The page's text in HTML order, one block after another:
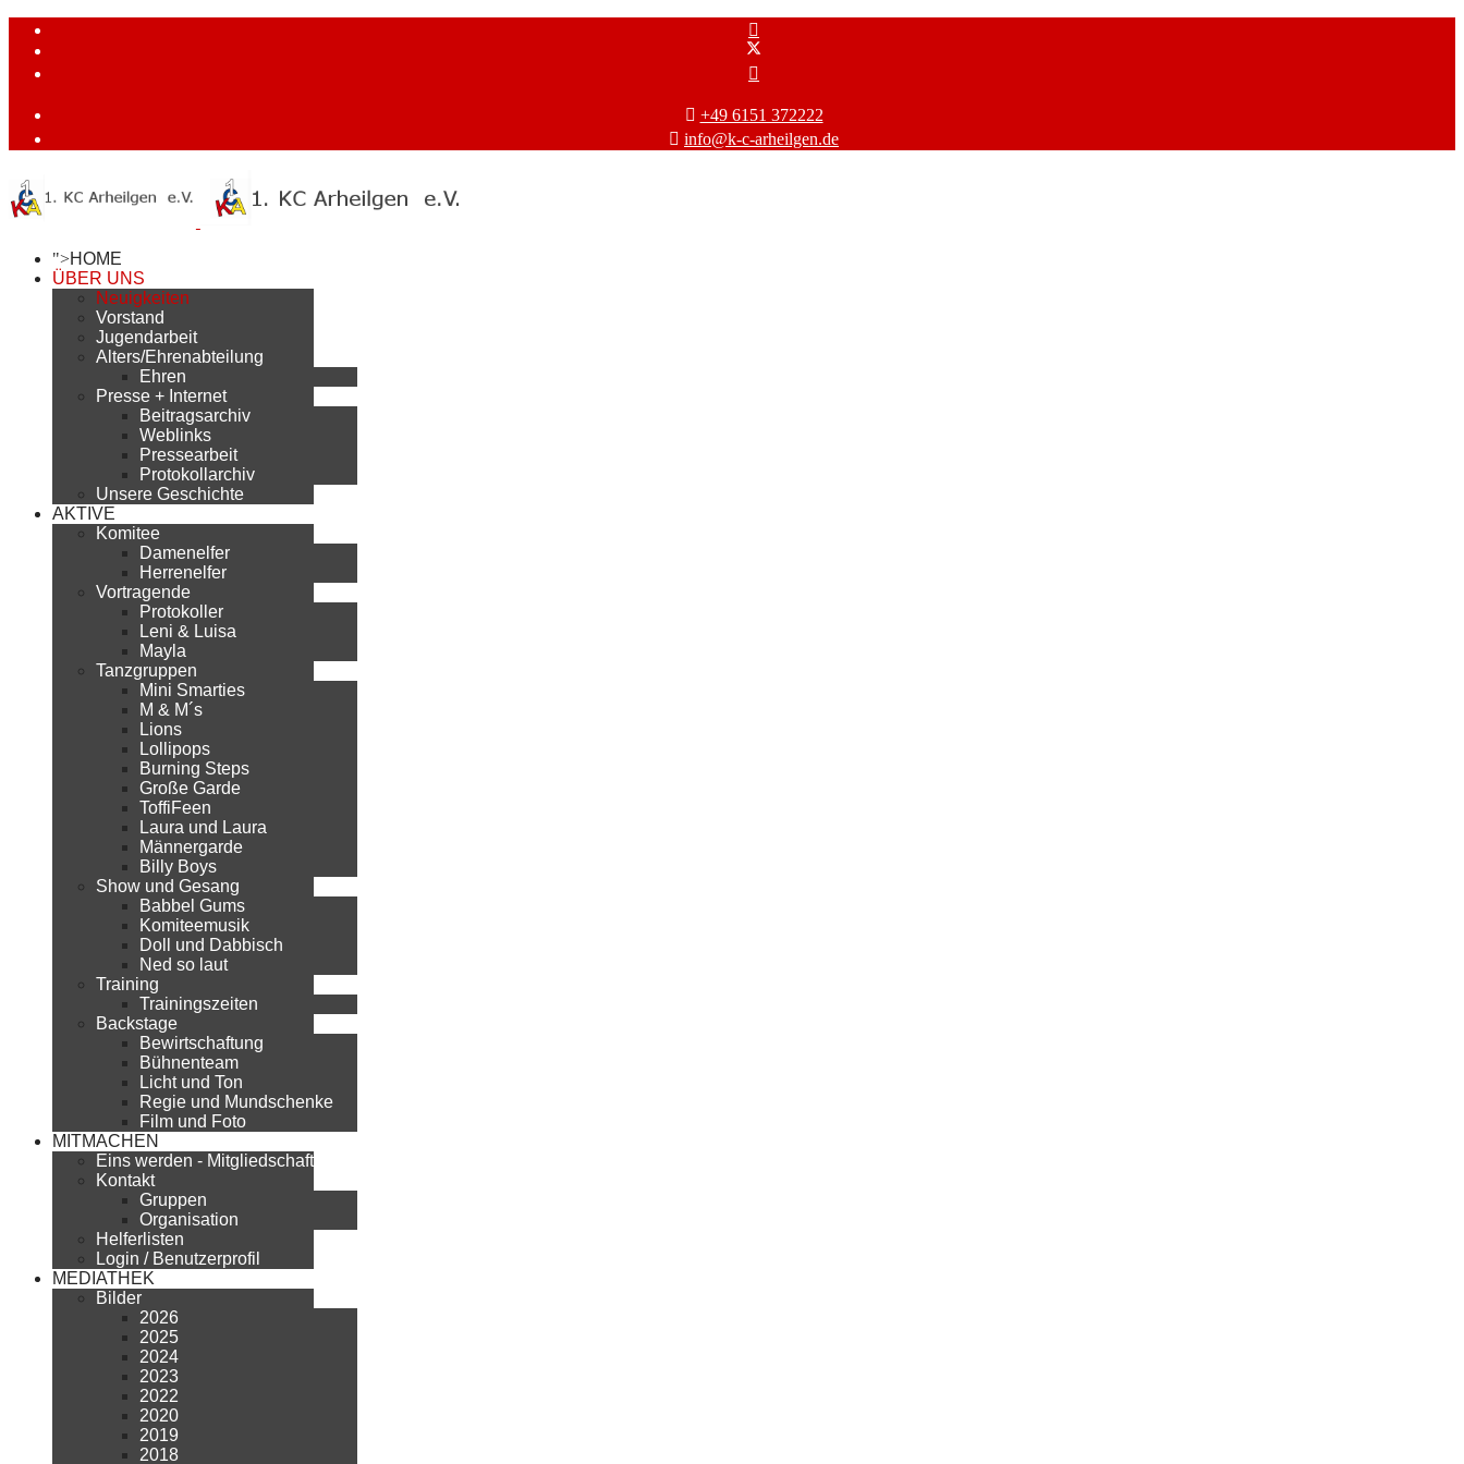
+49 6151 372222
info@k-c-arheilgen.de
">HOME
ÜBER UNS
Neuigkeiten
Vorstand
Jugendarbeit
Alters/Ehrenabteilung
Ehren
Presse + Internet
Beitragsarchiv
Weblinks
Pressearbeit
Protokollarchiv
Unsere Geschichte
AKTIVE
Komitee
Damenelfer
Herrenelfer
Vortragende
Protokoller
Leni & Luisa
Mayla
Tanzgruppen
Mini Smarties
M & M´s
Lions
Lollipops
Burning Steps
Große Garde
ToffiFeen
Laura und Laura
Männergarde
Billy Boys
Show und Gesang
Babbel Gums
Komiteemusik
Doll und Dabbisch
Ned so laut
Training
Trainingszeiten
Backstage
Bewirtschaftung
Bühnenteam
Licht und Ton
Regie und Mundschenke
Film und Foto
MITMACHEN
Eins werden - Mitgliedschaft
Kontakt
Gruppen
Organisation
Helferlisten
Login / Benutzerprofil
MEDIATHEK
Bilder
2026
2025
2024
2023
2022
2020
2019
2018